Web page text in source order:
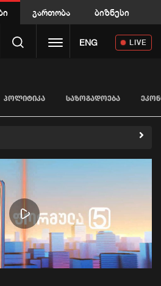
გართობა ბიზნესი
Toggle navigation
ENG LIVE
ᲞᲝᲚᲘᲢᲘᲙᲐ ᲡᲐᲖᲝᲒᲐᲓᲝᲔᲑᲐ